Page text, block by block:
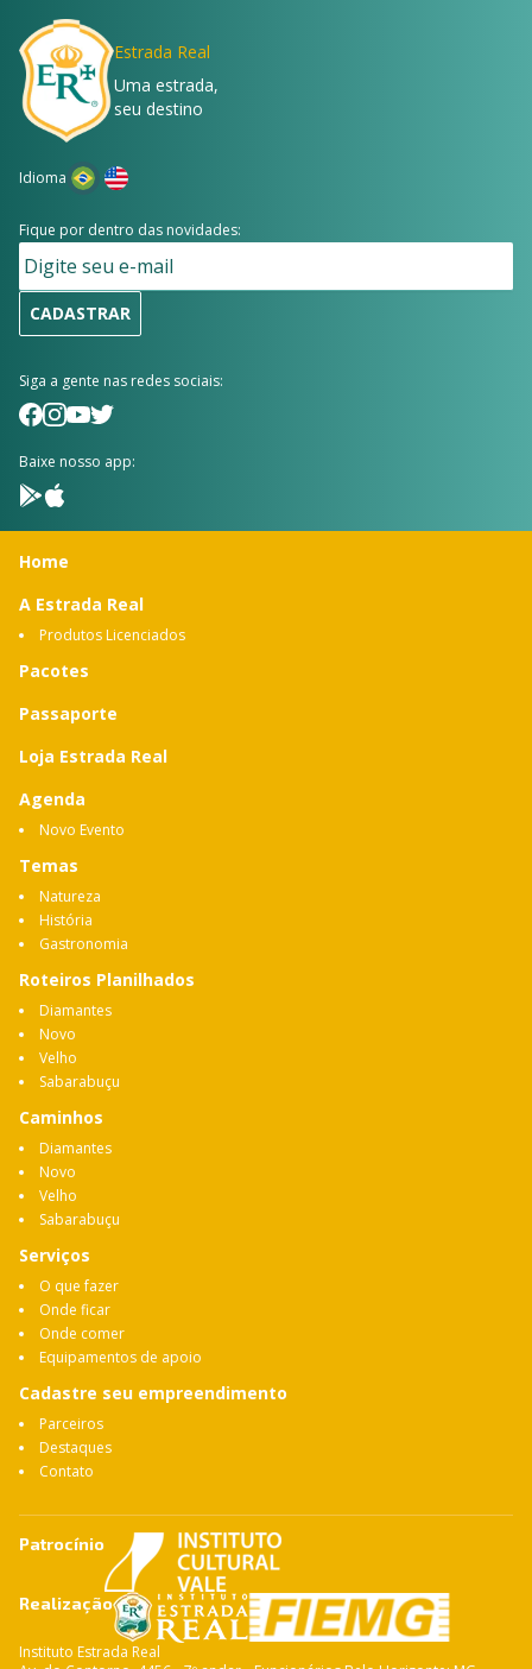
Estrada Real
Uma estrada,
seu destino
Idioma
Fique por dentro das novidades:
CADASTRAR
Siga a gente nas redes sociais:
Baixe nosso app:
Home
A Estrada Real
Produtos Licenciados
Pacotes
Passaporte
Loja Estrada Real
Agenda
Novo Evento
Temas
Natureza
História
Gastronomia
Roteiros Planilhados
Diamantes
Novo
Velho
Sabarabuçu
Caminhos
Diamantes
Novo
Velho
Sabarabuçu
Serviços
O que fazer
Onde ficar
Onde comer
Equipamentos de apoio
Cadastre seu empreendimento
Parceiros
Destaques
Contato
Patrocínio
Realização
Instituto Estrada Real